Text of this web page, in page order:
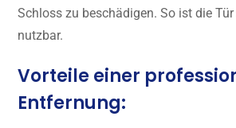
Schloss zu beschädigen. So ist die
nutzbar.
Vorteile einer
Entfernung: